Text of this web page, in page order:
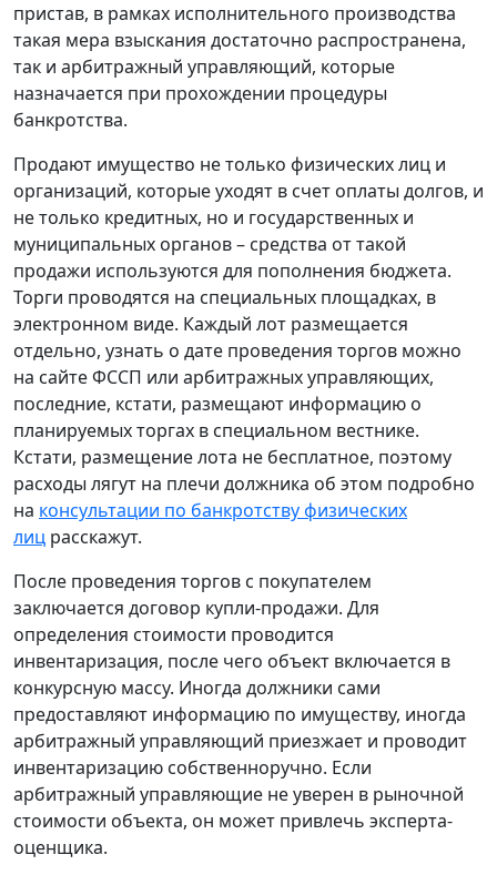
пристав, в рамках исполнительного производства
такая мера взыскания достаточно распространена,
так и арбитражный управляющий, которые
назначается при прохождении процедуры
банкротства.
Продают имущество не только физических лиц и
организаций, которые уходят в счет оплаты долгов, и
не только кредитных, но и государственных и
муниципальных органов – средства от такой
продажи используются для пополнения бюджета.
Торги проводятся на специальных площадках, в
электронном виде. Каждый лот размещается
отдельно, узнать о дате проведения торгов можно
на сайте ФССП или арбитражных управляющих,
последние, кстати, размещают информацию о
планируемых торгах в специальном вестнике.
Кстати, размещение лота не бесплатное, поэтому
расходы лягут на плечи должника об этом подробно
на консультации по банкротству физических
лиц расскажут.
После проведения торгов с покупателем
заключается договор купли-продажи. Для
определения стоимости проводится
инвентаризация, после чего объект включается в
конкурсную массу. Иногда должники сами
предоставляют информацию по имуществу, иногда
арбитражный управляющий приезжает и проводит
инвентаризацию собственноручно. Если
арбитражный управляющие не уверен в рыночной
стоимости объекта, он может привлечь эксперта-
оценщика.